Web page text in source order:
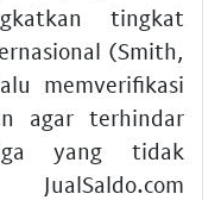
tingkat
(Smith,
memverifikasi
agar terhindar
yang tidak